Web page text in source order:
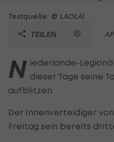
Textquelle: © LAOLA1
TEILEN
N iederlande-
dieser Tage seine
aufblitzen.
Der Innenverteidiger
Freitag sein bereits